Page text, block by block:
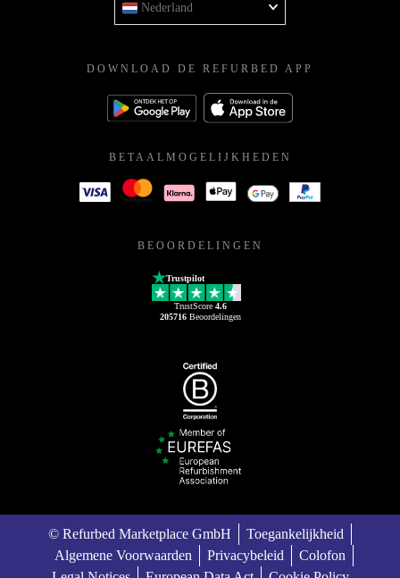
Nederland
DOWNLOAD DE REFURBED APP
BETAALMOGELIJKHEDEN
BEOORDELINGEN
Trustpilot
TrustScore 4.6
205716Beoordelingen
© Refurbed Marketplace GmbH
Toegankelijkheid
Algemene Voorwaarden
Privacybeleid
Colofon